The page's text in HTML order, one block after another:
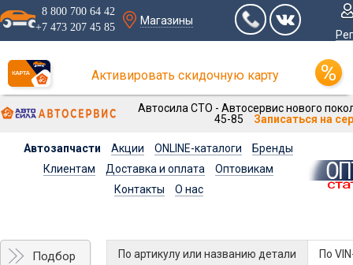
8 800 700 64 42
+7 473 207 45 85
Магазины
Активировать скидочную карту
Автосила СТО - Автосервис нового
45-85
Записаться на
Автозапчасти Акции ONLINE-каталоги
Бренды
Клиентам
Доставка и оплата
Оптовикам
Контакты
О нас
Подбор По артикулу или названию детали По